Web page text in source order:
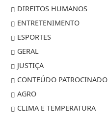
DIREITOS HUMANOS
ENTRETENIMENTO
ESPORTES
GERAL
JUSTIÇA
CONTEÚDO PATROCINADO
AGRO
CLIMA E TEMPERATURA